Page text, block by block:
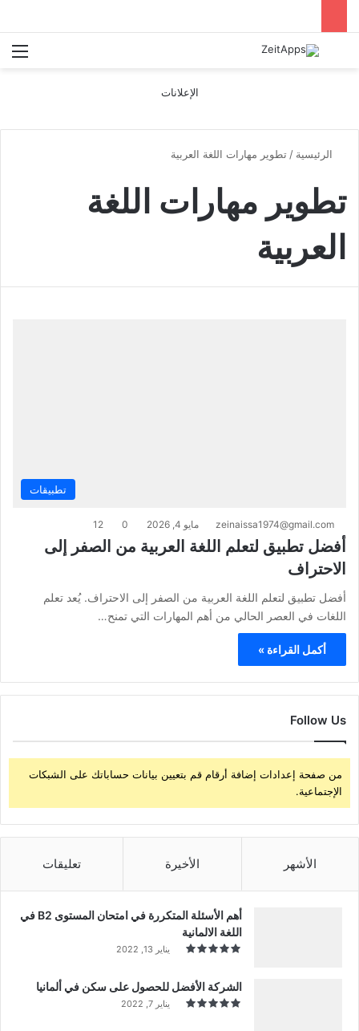
بحث عن
الإعلانات
الرئيسية / تطوير مهارات اللغة العربية
تطوير مهارات اللغة
العربية
تطبيقات
zeinaissa1974@gmail.com مايو 4, 2026 0
12
أفضل تطبيق لتعلم اللغة العربية من الصفر إلى
الاحتراف
أفضل تطبيق لتعلم اللغة العربية من الصفر إلى الاحتراف. يُعد تعلم
اللغات في العصر الحالي من أهم المهارات التي تمنح…
أكمل القراءة »
Follow Us
من صفحة إعدادات إضافة أرقام قم بتعيين بيانات حساباتك على الشبكات
الإجتماعية.
الأشهر الأخيرة تعليقات
أهم الأسئلة المتكررة في امتحان المستوى B2 في
اللغة الالمانية
يناير 13, 2022
الشركة الأفضل للحصول على سكن في ألمانيا
يناير 7, 2022